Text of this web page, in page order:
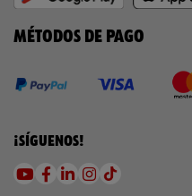
MÉTODOS DE PAGO
¡SÍGUENOS!